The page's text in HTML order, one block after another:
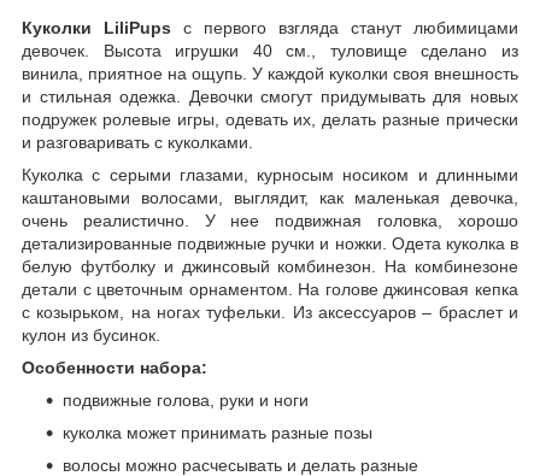
Куколки LiliPups c первого взгляда станут любимицами
девочек. Высота игрушки 40 см., туловище сделано из
винила, приятное на ощупь. У каждой куколки своя внешность
и стильная одежка. Девочки смогут придумывать для новых
подружек ролевые игры, одевать их, делать разные прически
и разговаривать с куколками.
Куколка с серыми глазами, курносым носиком и длинными
каштановыми волосами, выглядит, как маленькая девочка,
очень реалистично. У нее подвижная головка, хорошо
детализированные подвижные ручки и ножки. Одета куколка в
белую футболку и джинсовый комбинезон. На комбинезоне
детали с цветочным орнаментом. На голове джинсовая кепка
с козырьком, на ногах туфельки. Из аксессуаров – браслет и
кулон из бусинок.
Особенности набора:
подвижные голова, руки и ноги
куколка может принимать разные позы
волосы можно расчесывать и делать разные